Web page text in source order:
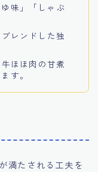
味」「しゃぶ
レンドした独
ほほ肉の甘煮
す。
満たされる工夫を